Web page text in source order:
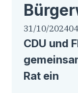
31/10/2024
CDU und
Rat ein